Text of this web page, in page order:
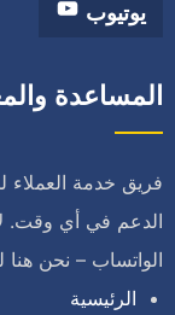
يوتيوب
المساعدة
فريق خدمة العملاء
الدعم في أي وقت.
الواتساب – نحن هنا
الرئيسية